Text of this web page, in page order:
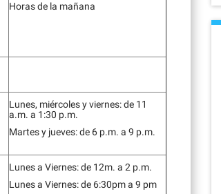
Horas de la mañana
Lunes, miércoles y viernes: de 11
a.m. a 1:30 p.m.
Martes y jueves: de 6 p.m. a 9 p.m.
Lunes a Viernes: de 12m. a 2 p.m.
Lunes a Viernes: de 6:30pm a 9 pm